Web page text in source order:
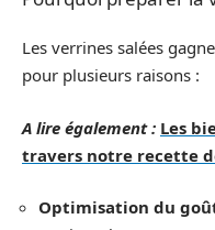
Les verrines salées
pour plusieurs raisons :
A lire également : Les
travers notre recette
Optimisation du